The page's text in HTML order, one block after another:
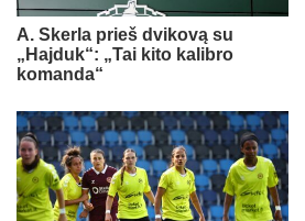
A. Skerla prieš dvikovą su
„Hajduk“: „Tai kito kalibro
komanda“